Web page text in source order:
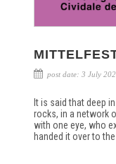
post date: 3 July
It is said that deep
rocks, in a network
with one eye, who
handed it over to the